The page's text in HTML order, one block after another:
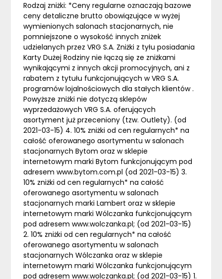
Rodzaj zniżki: *Ceny regularne oznaczają bazowe
ceny detaliczne brutto obowiązujące w wyżej
wymienionych salonach stacjonarnych, nie
pomniejszone o wysokość innych zniżek
udzielanych przez VRG S.A. Zniżki z tyłu posiadania
Karty Dużej Rodziny nie łączą się ze zniżkami
wynikającymi z innych akcji promocyjnych, ani z
rabatem z tytułu funkcjonujących w VRG S.A.
programów lojalnościowych dla stałych klientów .
Powyższe zniżki nie dotyczą sklepów
wyprzedażowych VRG S.A. oferujących
asortyment już przeceniony (tzw. Outlety). (od
2021-03-15) 4. 10% zniżki od cen regularnych* na
całość oferowanego asortymentu w salonach
stacjonarnych Bytom oraz w sklepie
internetowym marki Bytom funkcjonującym pod
adresem www.bytom.com.pl (od 2021-03-15) 3.
10% zniżki od cen regularnych* na całość
oferowanego asortymentu w salonach
stacjonarnych marki Lambert oraz w sklepie
internetowym marki Wólczanka funkcjonującym
pod adresem www.wolczanka.pl; (od 2021-03-15)
2. 10% zniżki od cen regularnych* na całość
oferowanego asortymentu w salonach
stacjonarnych Wólczanka oraz w sklepie
internetowym marki Wólczanka funkcjonującym
pod adresem www.wolczanka.pl; (od 2021-03-15) 1.